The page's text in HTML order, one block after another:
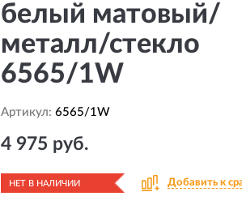
белый матовый/
металл/стекло
6565/1W
Артикул: 6565/1W
4 975 руб.
НЕТ В НАЛИЧИИ Добавить к